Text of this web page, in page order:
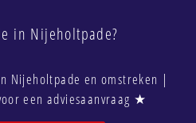
in Nijeholtpade?
en omstreken |
een adviesaanvraag ★